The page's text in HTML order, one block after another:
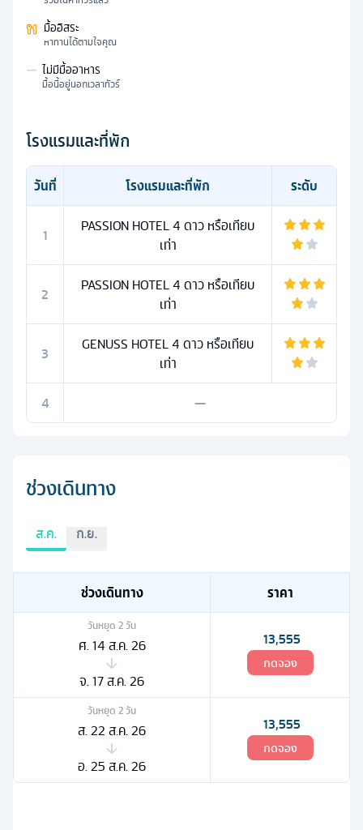
มื้ออิสระ
หาทานได้ตามใจคุณ
— ไม่มีมื้ออาหาร
มื้อนี้อยู่นอกเวลาทัวร์
โรงแรมและที่พัก
วันที่ โรงแรมและที่พัก ระดับ
1
PASSION HOTEL 4 ดาว หรือเทียบ
เท่า
2
PASSION HOTEL 4 ดาว หรือเทียบ
เท่า
3
GENUSS HOTEL 4 ดาว หรือเทียบ
เท่า
4
—
ช่วงเดินทาง
ส.ค. ก.ย.
ช่วงเดินทาง ราคา
วันหยุด 2วัน
ศ. 14 ส.ค. 26
จ. 17 ส.ค. 26
13,555
กดจอง
วันหยุด 2วัน
ส. 22 ส.ค. 26
อ. 25 ส.ค. 26
13,555
กดจอง